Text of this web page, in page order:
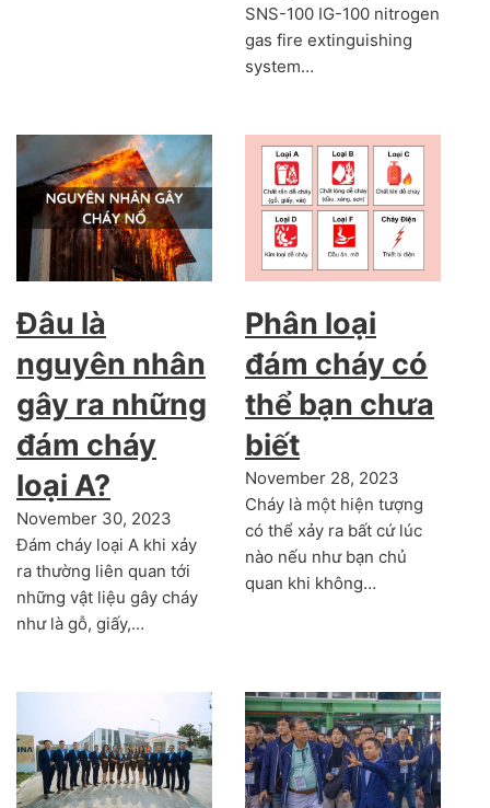
SNS-100 IG-100 nitrogen
gas fire extinguishing
system…
Đâu là
nguyên nhân
gây ra những
đám cháy
loại A?
November 30, 2023
Đám cháy loại A khi xảy
ra thường liên quan tới
những vật liệu gây cháy
như là gỗ, giấy,…
Phân loại
đám cháy có
thể bạn chưa
biết
November 28, 2023
Cháy là một hiện tượng
có thể xảy ra bất cứ lúc
nào nếu như bạn chủ
quan khi không…